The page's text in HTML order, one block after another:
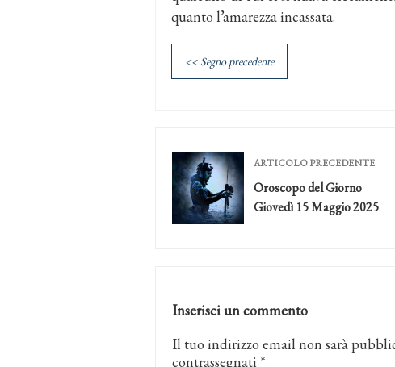
quanto l’amarezza incassata.
<< Segno precedente
ARTICOLO PRECEDENTE
Oroscopo del Giorno
Giovedì 15 Maggio 2025
Inserisci un commento
Il tuo indirizzo email non sarà
contrassegnati *